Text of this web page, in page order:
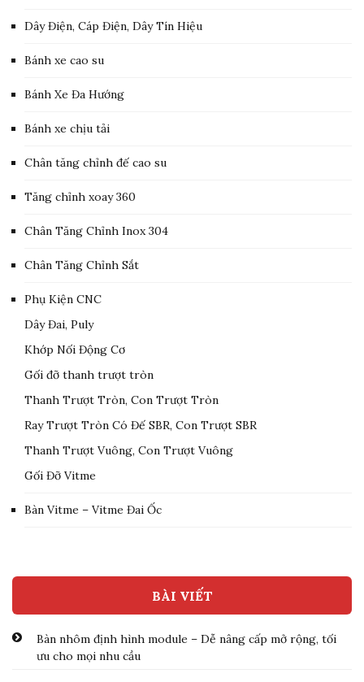
Dây Điện, Cáp Điện, Dây Tín Hiệu
Bánh xe cao su
Bánh Xe Đa Hướng
Bánh xe chịu tải
Chân tăng chỉnh đế cao su
Tăng chỉnh xoay 360
Chân Tăng Chỉnh Inox 304
Chân Tăng Chỉnh Sắt
Phụ Kiện CNC
Dây Đai, Puly
Khớp Nối Động Cơ
Gối đỡ thanh trượt tròn
Thanh Trượt Tròn, Con Trượt Tròn
Ray Trượt Tròn Có Đế SBR, Con Trượt SBR
Thanh Trượt Vuông, Con Trượt Vuông
Gối Đỡ Vitme
Bàn Vitme – Vitme Đai Ốc
BÀI VIẾT
Bàn nhôm định hình module – Dễ nâng cấp mở rộng, tối
ưu cho mọi nhu cầu